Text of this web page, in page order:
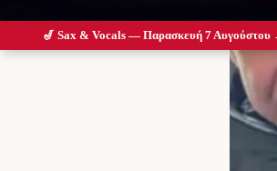
🎷 Sax & Vocals — Παρασκευή 7 Αυγούστου